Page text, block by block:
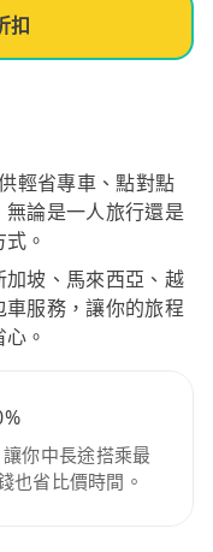
扣
輕省專車、點對點
論是一人旅行還是
。
坡、馬來西亞、越
服務，讓你的旅程
。
你中長途搭乘最
也省比價時間。